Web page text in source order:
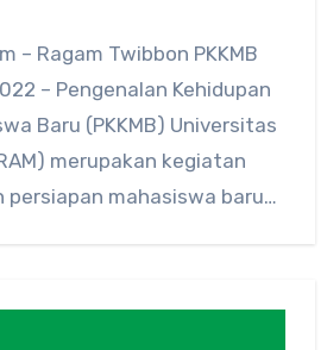
– Ragam Twibbon PKKMB
– Pengenalan Kehidupan
Baru (PKKMB) Universitas
merupakan kegiatan
persiapan mahasiswa baru